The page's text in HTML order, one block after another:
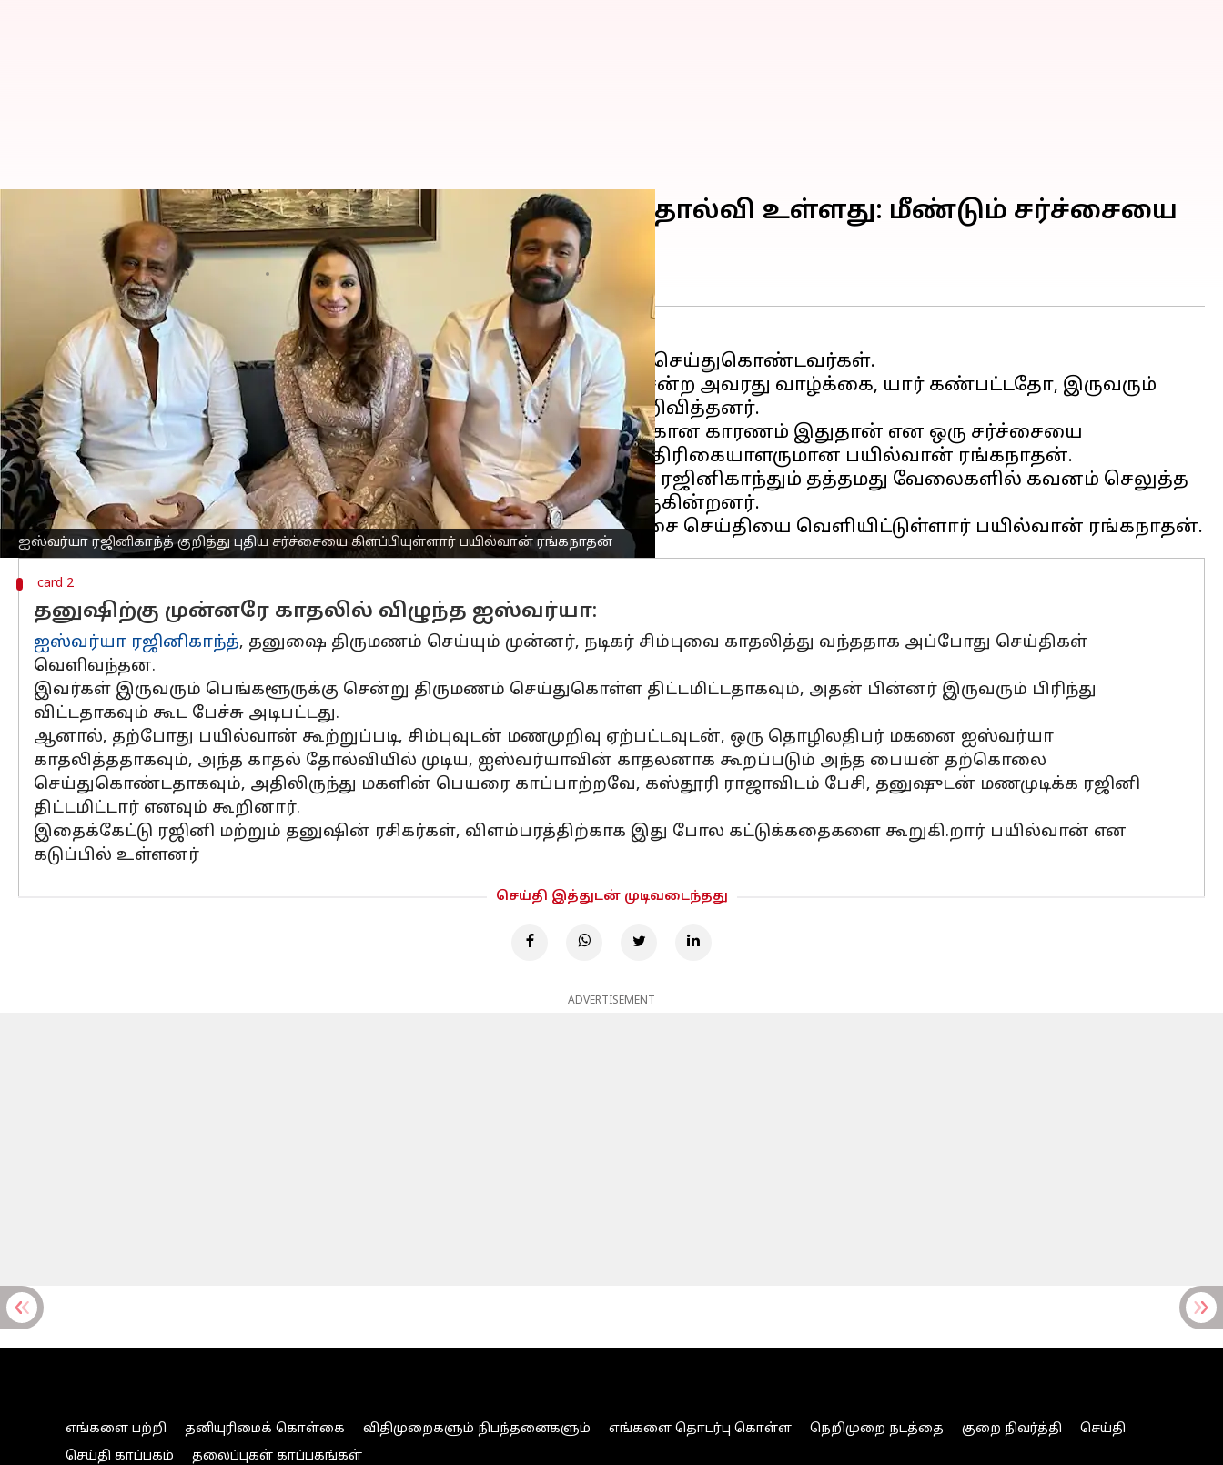
ஐஸ்வர்யா ரஜினிகாந்த் குறித்து புதிய சர்ச்சையை கிளப்பியுள்ளார் பயில்வான் ரங்கநாதன்
ஐஸ்வர்யா ரஜினிகாந்திற்கு இரண்டு காதல் தோல்வி உள்ளது: மீண்டும் சர்ச்சையை
கிளப்பும் பயில்வான் ரங்கநாதன்
Venkatalakshmi V 03:50 pm
செய்தி முன்னோட்டம்
நடிகர்தனுஷ் -ஐஸ்வர்யா ரஜினிகாந்த் இருவரும் காதல் திருமணம் செய்துகொண்டவர்கள்.
அழகான குடும்பமாக யாத்ரா, லிங்கா என இரு குழந்தைகளுடன் சென்ற அவரது வாழ்க்கை, யார் கண்பட்டதோ, இருவரும்
தங்கள் பல வருட திருமண வாழ்க்கையை முறித்து கொள்வதாக அறிவித்தனர்.
அந்த அறிவிப்பு வெளியான சில நாட்களிலேயே, திருமண முறிவிற்கான காரணம் இதுதான் என ஒரு சர்ச்சையை
கிளம்பினார், சர்ச்சைகளுக்கு பெயர்பெற்ற நடிகர் மற்றும் மூத்த பத்திரிகையாளருமான பயில்வான் ரங்கநாதன்.
இருப்பினும் அதை பற்றி கண்டுகொள்ளாமல், தனுஷும், ஐஸ்வர்யா ரஜினிகாந்தும் தத்தமது வேலைகளில் கவனம் செலுத்த
ஆரம்பித்தனர். பிள்ளைகள் வளர்ப்பில் இருவரும் பங்கெடுத்தும் வருகின்றனர்.
card 2
தனுஷிற்கு முன்னரே காதலில் விழுந்த ஐஸ்வர்யா:
ஐஸ்வர்யா ரஜினிகாந்த், தனுஷை திருமணம் செய்யும் முன்னர், நடிகர் சிம்புவை காதலித்து வந்ததாக அப்போது செய்திகள்
வெளிவந்தன.
இவர்கள் இருவரும் பெங்களூருக்கு சென்று திருமணம் செய்துகொள்ள திட்டமிட்டதாகவும், அதன் பின்னர் இருவரும் பிரிந்து
விட்டதாகவும் கூட பேச்சு அடிபட்டது.
ஆனால், தற்போது பயில்வான் கூற்றுப்படி, சிம்புவுடன் மணமுறிவு ஏற்பட்டவுடன், ஒரு தொழிலதிபர் மகனை ஐஸ்வர்யா
காதலித்ததாகவும், அந்த காதல் தோல்வியில் முடிய, ஐஸ்வர்யாவின் காதலனாக கூறப்படும் அந்த பையன் தற்கொலை
செய்துகொண்டதாகவும், அதிலிருந்து மகளின் பெயரை காப்பாற்றவே, கஸ்தூரி ராஜாவிடம் பேசி, தனுஷுடன் மணமுடிக்க ரஜினி
திட்டமிட்டார் எனவும் கூறினார்.
இதைக்கேட்டு ரஜினி மற்றும் தனுஷின் ரசிகர்கள், விளம்பரத்திற்காக இது போல கட்டுக்கதைகளை கூறுகி.றார் பயில்வான் என
கடுப்பில் உள்ளனர்
செய்தி இத்துடன் முடிவடைந்தது
ADVERTISEMENT
எங்களை பற்றி தனியுரிமைக் கொள்கை விதிமுறைகளும் நிபந்தனைகளும் எங்களை தொடர்பு கொள்ள நெறிமுறை நடத்தை குறை நிவர்த்தி
செய்தி
செய்தி காப்பகம்
தலைப்புகள் காப்பகங்கள்